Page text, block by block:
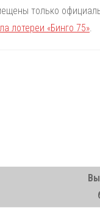
только
лотереи «Бинго 75»